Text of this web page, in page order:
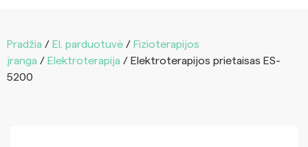
Pradžia / El. parduotuvė / Fizioterapijos
įranga / Elektroterapija / Elektroterapijos prietaisas ES-
5200